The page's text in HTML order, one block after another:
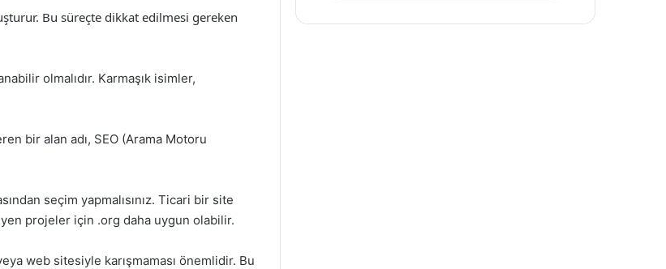
Bu süreçte dikkat edilmesi gereken
olmalıdır. Karmaşık isimler,
bir alan adı, SEO (Arama Motoru
seçim yapmalısınız. Ticari bir site
projeler için .org daha uygun olabilir.
web sitesiyle karışmaması önemlidir. Bu